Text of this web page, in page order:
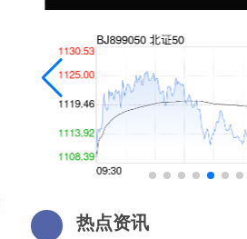
热点资讯